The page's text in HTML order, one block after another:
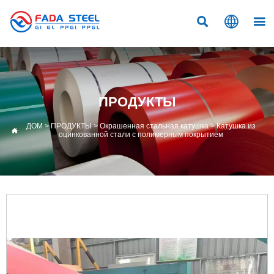
  
ПРОДУКТЫ
 ДОМ> ПРОДУКТЫ> Окрашенная стальная катушка>Катушка из
оцинкованной стали с полимерным покрытием